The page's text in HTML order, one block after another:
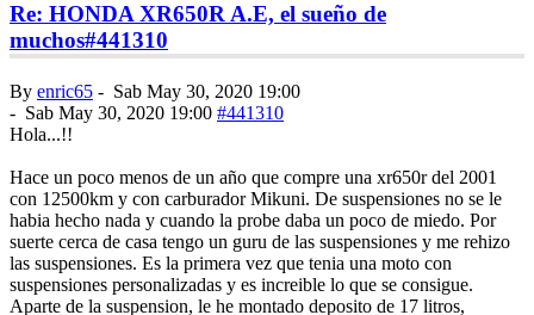
Re: HONDA XR650R A.E, el sueño de
muchos#441310
By enric65 - Sab May 30, 2020 19:00
- Sab May 30, 2020 19:00 #441310
Hola...!!
Hace un poco menos de un año que compre una xr650r del 2001
con 12500km y con carburador Mikuni. De suspensiones no se le
habia hecho nada y cuando la probe daba un poco de miedo. Por
suerte cerca de casa tengo un guru de las suspensiones y me rehizo
las suspensiones. Es la primera vez que tenia una moto con
suspensiones personalizadas y es increible lo que se consigue.
Aparte de la suspension, le he montado deposito de 17 litros,